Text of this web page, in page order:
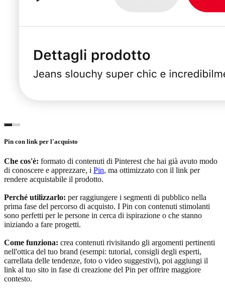
Pin con link per l'acquisto
Che cos'è: formato di contenuti di Pinterest che hai già avuto modo
di conoscere e apprezzare, i Pin, ma ottimizzato con il link per
rendere acquistabile il prodotto.
Perché utilizzarlo: per raggiungere i segmenti di pubblico nella
prima fase del percorso di acquisto. I Pin con contenuti stimolanti
sono perfetti per le persone in cerca di ispirazione o che stanno
iniziando a fare progetti.
Come funziona: crea contenuti rivisitando gli argomenti pertinenti
nell'ottica del tuo brand (esempi: tutorial, consigli degli esperti,
carrellata delle tendenze, foto o video suggestivi), poi aggiungi il
link al tuo sito in fase di creazione del Pin per offrire maggiore
contesto.